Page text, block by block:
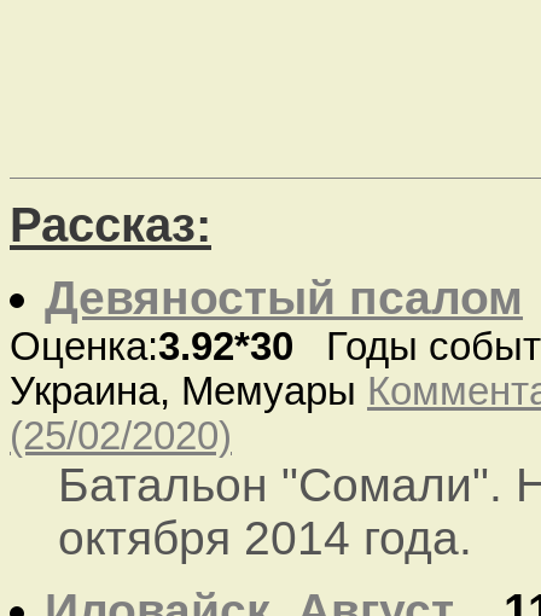
Рассказ:
Девяностый псалом
Оценка:3.92*30 Годы
Украина, Мемуары
(25/02/2020)
Батальон "Сомали".
октября 2014 года.